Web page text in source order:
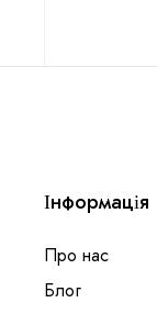
Інформація
Про нас
Блог